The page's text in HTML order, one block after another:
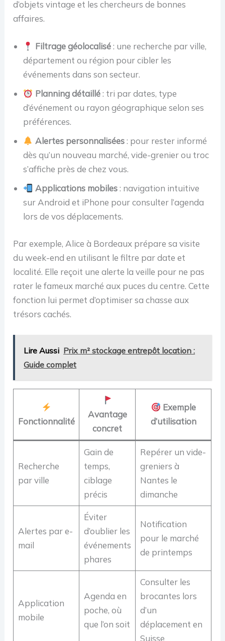
d’objets vintage et les chercheurs de bonnes
affaires.
Filtrage géolocalisé: une recherche par ville,
département ou région pour cibler les
événements dans son secteur.
Planning détaillé: tri par dates, type
d’événement ou rayon géographique selon ses
préférences.
Alertes personnalisées: pour rester informé
dès qu’un nouveau marché, vide-grenier ou troc
s’affiche près de chez vous.
Applications mobiles: navigation intuitive
sur Android et iPhone pour consulter l’agenda
lors de vos déplacements.
Par exemple, Alice à Bordeaux prépare sa visite
du week-end en utilisant le filtre par date et
localité. Elle reçoit une alerte la veille pour ne pas
rater le fameux marché aux puces du centre. Cette
fonction lui permet d’optimiser sa chasse aux
trésors cachés.
Lire Aussi Prix m² stockage entrepôt location :
Guide complet
Fonctionnalité
Avantage
concret
Exemple
d’utilisation
Recherche
par ville
Gain de
temps,
ciblage
précis
Repérer un vide-
greniers à
Nantes le
dimanche
Alertes par e-
mail
Éviter
d’oublier les
événements
phares
Notification
pour le marché
de printemps
Application
mobile
Agenda en
poche, où
que l’on soit
Consulter les
brocantes lors
d’un
déplacement en
Suisse